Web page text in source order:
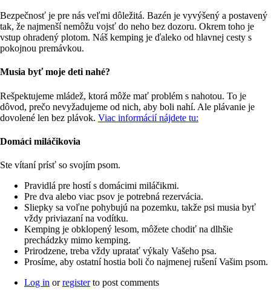
Bezpečnosť je pre nás veľmi dôležitá. Bazén je vyvýšený a postavený
tak, že najmenší nemôžu vojsť do neho bez dozoru. Okrem toho je
vstup ohradený plotom. Náš kemping je ďaleko od hlavnej cesty s
pokojnou premávkou.
Musia byť moje deti nahé?
Rešpektujeme mládež, ktorá môže mať problém s nahotou. To je
dôvod, prečo nevyžadujeme od nich, aby boli nahí. Ale plávanie je
dovolené len bez plávok. Viac informácií nájdete tu:
Domáci miláčikovia
Ste vítaní prísť so svojím psom.
Pravidlá pre hostí s domácimi miláčikmi.
Pre dva alebo viac psov je potrebná rezervácia.
Sliepky sa voľne pohybujú na pozemku, takže psi musia byť
vždy priviazaní na vodítku.
Kemping je obklopený lesom, môžete chodiť na dlhšie
prechádzky mimo kemping.
Prirodzene, treba vždy upratať výkaly Vašeho psa.
Prosíme, aby ostatní hostia boli čo najmenej rušení Vašim psom.
Log in orregisterto post comments